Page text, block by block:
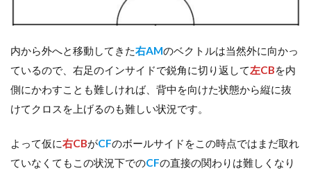
内から外へと移動してきた右AMのベクトルは当然外に向かっ
ているので、右足のインサイドで鋭角に切り返して左CBを内
側にかわすことも難しければ、背中を向けた状態から縦に抜
けてクロスを上げるのも難しい状況です。
よって仮に右CBがCFのボールサイドをこの時点ではまだ取れ
ていなくてもこの状況下でのCFの直接の関わりは難しくなり